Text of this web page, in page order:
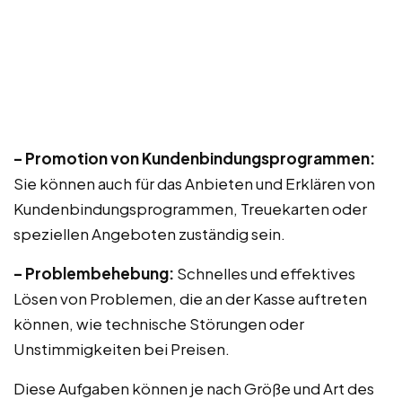
– Promotion von Kundenbindungsprogrammen:
Sie können auch für das Anbieten und Erklären von
Kundenbindungsprogrammen, Treuekarten oder
speziellen Angeboten zuständig sein.
– Problembehebung: Schnelles und effektives
Lösen von Problemen, die an der Kasse auftreten
können, wie technische Störungen oder
Unstimmigkeiten bei Preisen.
Diese Aufgaben können je nach Größe und Art des